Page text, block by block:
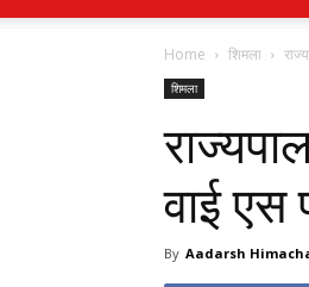
Home शिमला
शिमला
वाई एस
By Aadarsh